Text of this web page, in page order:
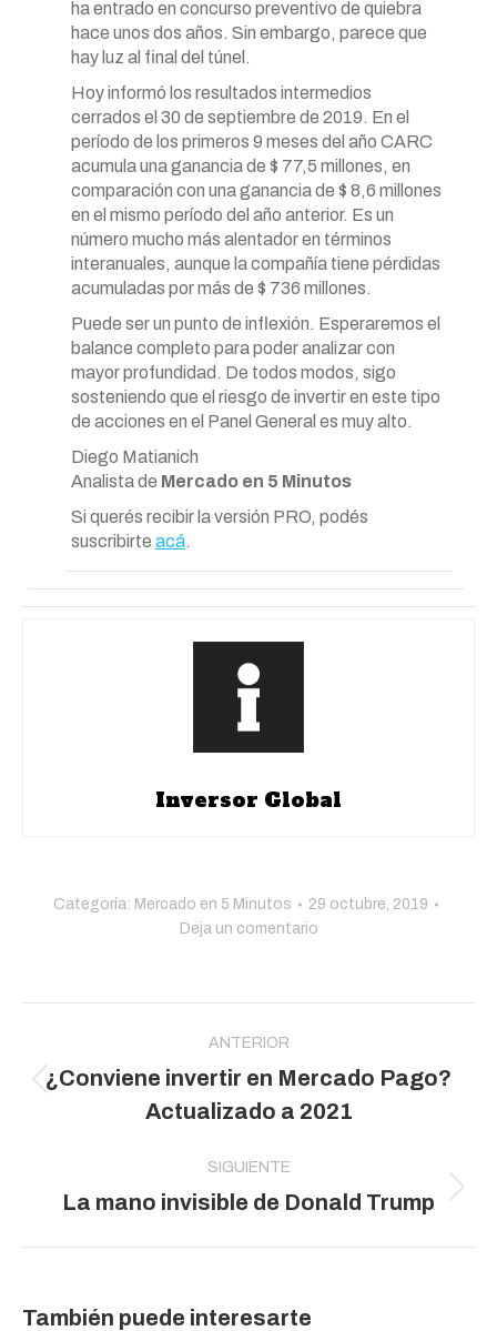
ha entrado en concurso preventivo de quiebra
hace unos dos años. Sin embargo, parece que
hay luz al final del túnel.
Hoy informó los resultados intermedios
cerrados el 30 de septiembre de 2019. En el
período de los primeros 9 meses del año CARC
acumula una ganancia de $ 77,5 millones, en
comparación con una ganancia de $ 8,6 millones
en el mismo período del año anterior. Es un
número mucho más alentador en términos
interanuales, aunque la compañía tiene pérdidas
acumuladas por más de $ 736 millones.
Puede ser un punto de inflexión. Esperaremos el
balance completo para poder analizar con
mayor profundidad. De todos modos, sigo
sosteniendo que el riesgo de invertir en este tipo
de acciones en el Panel General es muy alto.
Diego Matianich
Analista de Mercado en 5 Minutos
Si querés recibir la versión PRO, podés
suscribirte acá.
Inversor Global
Categoría: Mercado en 5 Minutos
29 octubre, 2019
Deja un comentario
publicaciones
ANTERIOR
Publicación
anterior:
¿Conviene invertir en Mercado Pago?
Actualizado a 2021
SIGUIENTE
Publicación
La mano invisible de Donald Trump
También puede interesarte